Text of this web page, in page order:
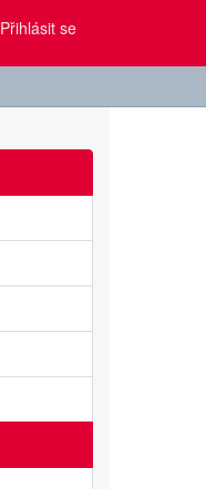
Přihlásit se